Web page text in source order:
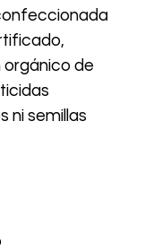
orgánico de
ni semillas